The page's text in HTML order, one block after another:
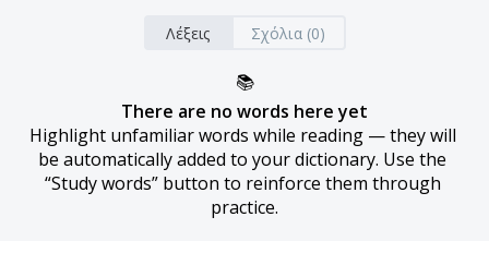
Λέξεις Σχόλια (0)
📚
There are no words here yet
Highlight unfamiliar words while reading — they will
be automatically added to your dictionary. Use the
“Study words” button to reinforce them through
practice.